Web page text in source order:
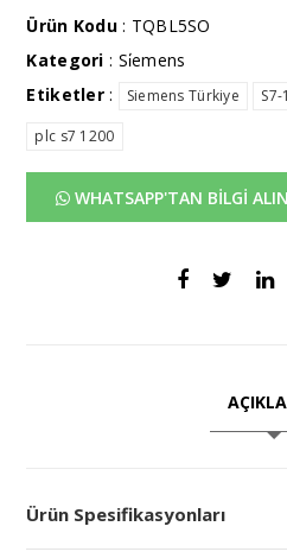
Ürün Kodu: TQBL5SO
Kategori : Si̇emens
Etiketler: Siemens Türkiye
plc s7 1200
WHATSAPP'TAN BİLGİ ALIN
Ürün Spesifikasyonları